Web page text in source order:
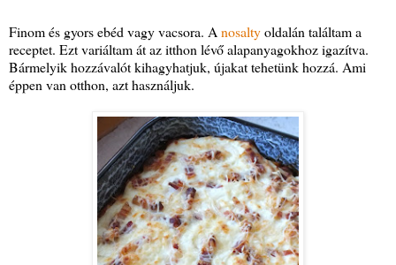
Finom és gyors ebéd vagy vacsora. A nosaltyoldalán találtam a
receptet. Ezt variáltam át az itthon lévő alapanyagokhoz igazítva.
Bármelyik hozzávalót kihagyhatjuk, újakat tehetünk hozzá. Ami
éppen van otthon, azt használjuk.